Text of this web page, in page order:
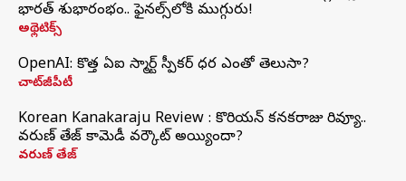
భారత్‌ శుభారంభం.. ఫైనల్స్‌లోకి ముగ్గురు!
అథ్లెటిక్స్
OpenAI: కొత్త ఏఐ స్మార్ట్ స్పీకర్ ధర ఎంతో తెలుసా?
చాట్‌జీపీటీ
Korean Kanakaraju Review : కొరియన్ కనకరాజు రివ్యూ..
వరుణ్ తేజ్ కామెడీ వర్కౌట్ అయ్యిందా?
వరుణ్ తేజ్